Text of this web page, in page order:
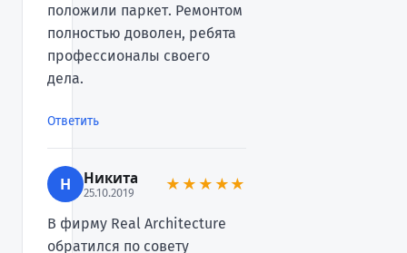
положили паркет. Ремонтом
полностью доволен, ребята
профессионалы своего
дела.
Ответить
Н Никита
25.10.2019 ★★★★★
В фирму Real Architecture
обратился по совету